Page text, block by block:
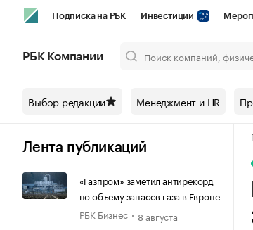
Подписка на РБК Инвестиции
Спецпроекты СПб Конференции СПб
Технологии и медиа Рынок
РБК Компании
Выбор редакции Менеджмент и HR
Лента публикаций
«Газпром» заметил антирекорд
по объему запасов газа в Европе
РБК Бизнес
8 августа